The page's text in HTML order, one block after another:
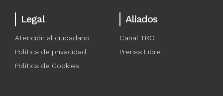
Legal
Atención al ciudadano
Política de privacidad
Política de Cookies
Aliados
Canal TRO
Prensa Libre